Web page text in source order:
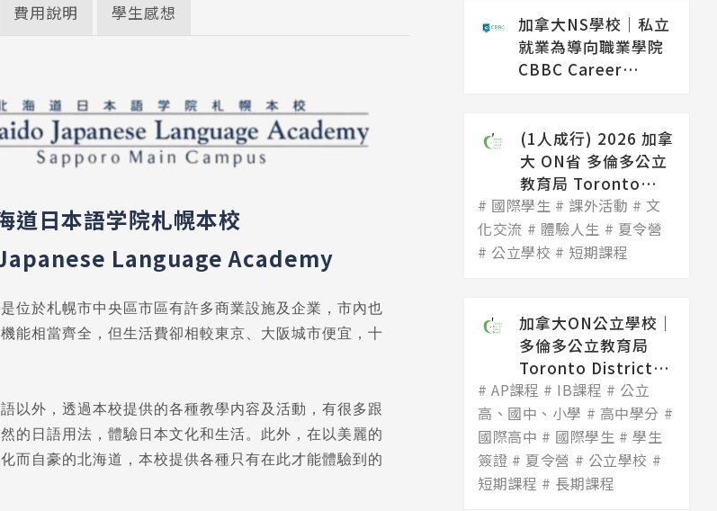
道日本語学院札幌本校
Language Academy
位於札幌市中央區市區有許多商業設施及企業，市內也
能相當齊全，但生活費卻相較東京、大阪城市便宜，十
以外，透過本校提供的各種教學内容及活動，有很多跟
的日語用法，體驗日本文化和生活。此外，在以美麗的
而自豪的北海道，本校提供各種只有在此才能體驗到的
費用說明 學生感想
加拿大NS學校│私立
就業為導向職業學院
CBBC Career
(1人成行) 2026 加拿
大 ON省 多倫多公立
教育局 Toronto
Dis...
國際學生 課外活動
文
化交流
體驗人生
夏令營
公立學校
短期課程
加拿大ON公立學校│
多倫多公立教育局
Toronto District
Scho...
AP課程 IB課程
公立
高、國中、小學
高中學分
國際高中
國際學生
學生
簽證
夏令營
公立學校
短期課程
長期課程